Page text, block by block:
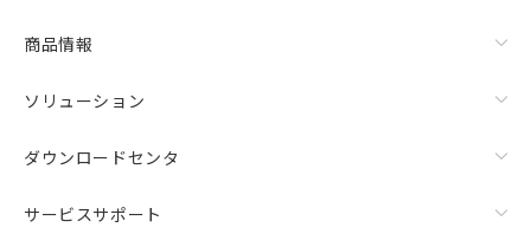
商品情報
ソリューション
ダウンロードセンタ
サービスサポート